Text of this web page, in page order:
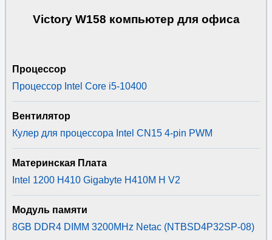
Victory W158 компьютер для офиса
Процессор
Процессор Intel Core i5-10400
Вентилятор
Кулер для процессора Intel CN15 4-pin PWM
Материнская Плата
Intel 1200 H410 Gigabyte H410M H V2
Модуль памяти
8GB DDR4 DIMM 3200MHz Netac (NTBSD4P32SP-08)